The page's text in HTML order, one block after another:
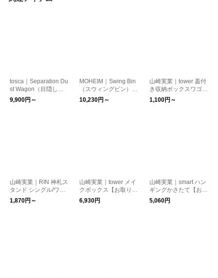
tosca｜Separation Du
st Wagon（目隠し分
別ダストワゴン）【お
取り寄せ】
9,900円～
MOHEIM｜Swing Bin
（スウィングビン）
【お取り寄せ】
10,230円～
山崎実業｜tower 蓋付
き収納ボックスワゴン
S/L【お取り寄せ】
1,100円～
山崎実業｜RIN 神札ス
タンド シングル/ワイ
ド 【お取り寄せ】
1,870円～
山崎実業｜tower メイ
クボックス【お取り寄
せ】
6,930円
山崎実業｜smart ハン
ギングかさたて【お取
り寄せ】
5,060円